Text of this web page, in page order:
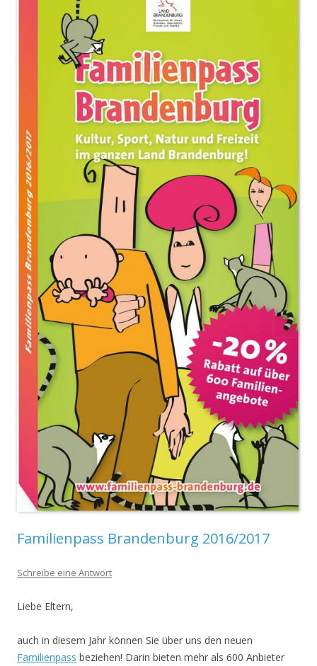
Familienpass Brandenburg 2016/2017
Schreibe eine Antwort
Liebe Eltern,
auch in diesem Jahr können Sie über uns den neuen
Familienpass beziehen! Darin bieten mehr als 600 Anbieter